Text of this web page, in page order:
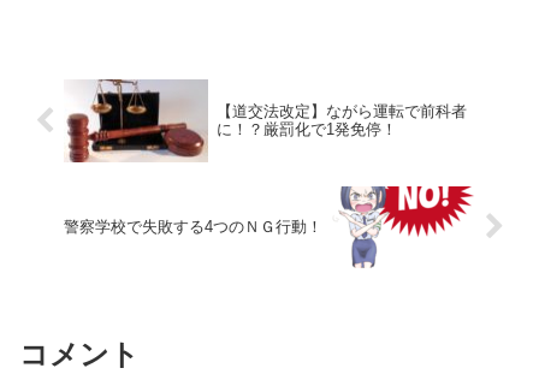
【道交法改定】ながら運転で前科者
に！？厳罰化で1発免停！
警察学校で失敗する4つのＮＧ行動！
コメント